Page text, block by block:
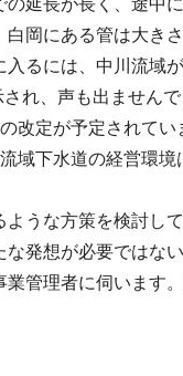
岡にある管は大き
るには、中川流域
れ、声も出ませんで
改定が予定されて
域下水道の経営環
うな方策を検討し
発想が必要ではない
管理者に伺います